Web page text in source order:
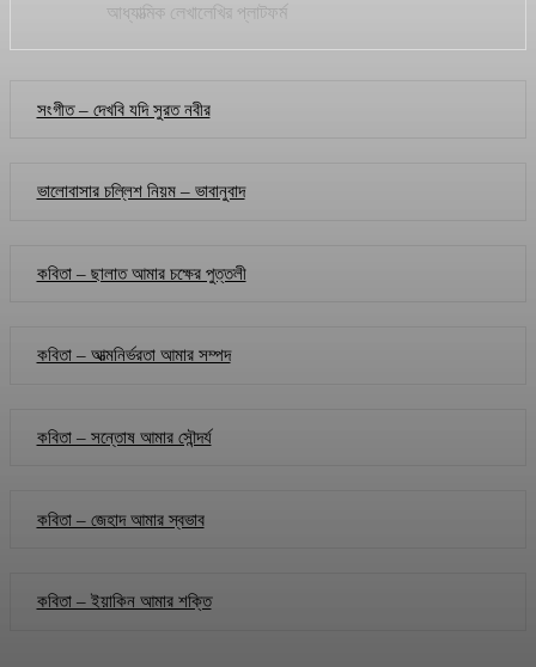
আধ্যাত্মিক লেখালেখির প্লাটফর্ম
সংগীত – দেখবি যদি সুরত নবীর
ভালোবাসার চল্লিশ নিয়ম – ভাবানুবাদ
কবিতা – ছালাত আমার চক্ষের পুত্তলী
কবিতা – আত্মনির্ভরতা আমার সম্পদ
কবিতা – সন্তোষ আমার সৌন্দর্য
কবিতা – জেহাদ আমার স্বভাব
কবিতা – ইয়াকিন আমার শক্তি